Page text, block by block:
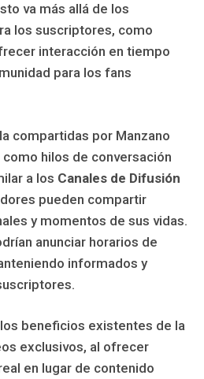
va más allá de los
los suscriptores, como
interacción en tiempo
para los fans
compartidas por Manzano
hilos de conversación
a los Canales de Difusión
pueden compartir
y momentos de sus vidas.
anunciar horarios de
informados y
beneficios existentes de la
exclusivos, al ofrecer
en lugar de contenido